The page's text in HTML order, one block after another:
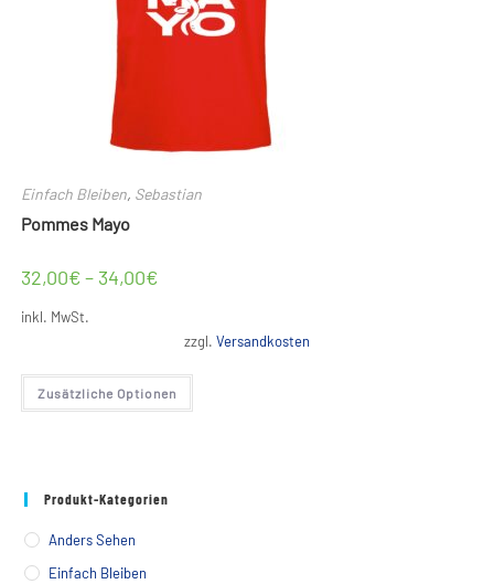
Einfach Bleiben, Sebastian
Pommes Mayo
32,00€ – 34,00€
inkl. MwSt.
zzgl. Versandkosten
Zusätzliche Optionen
Dieses
weist
Produkt-Kategorien
Anders Sehen
Einfach Bleiben